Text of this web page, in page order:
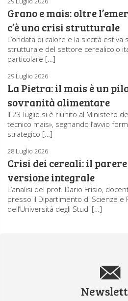
Grano e mais: oltre
c’è una crisi strutturale
L’ondata di calore e la siccità estiva
strutturale del settore cerealicolo
particolare […]
29 Luglio 2026
La Pietra: il mais è un
sovranità alimentare
Il 23 luglio si è riunito al Ministero
tecnico mais», segnando l’avvio
strategico […]
28 Luglio 2026
Crisi dei cereali: il
versione integrale
L’analisi del prof. Dario Frisio,
presso il Dipartimento di Scienze e
dell’Università degli Studi […]